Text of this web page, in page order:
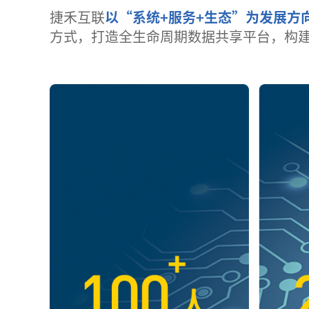
捷禾互联以“系统+服务+生态”为发展方
方式，打造全生命周期数据共享平台，构